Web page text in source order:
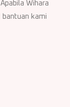
Wihara
bantuan kami